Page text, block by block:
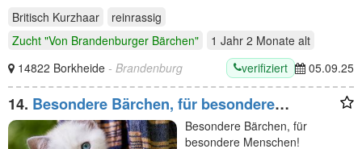
Britisch Kurzhaar
reinrassig
Zucht "Von Brandenburger Bärchen"
1 Jahr 2 Monate alt
14822 Borkheide - Brandenburg verifiziert 05.09.25
14. Besondere Bärchen, für besondere
Menschen! Adoptiveltern gesucht...
Besondere Bärchen, für
besondere Menschen!